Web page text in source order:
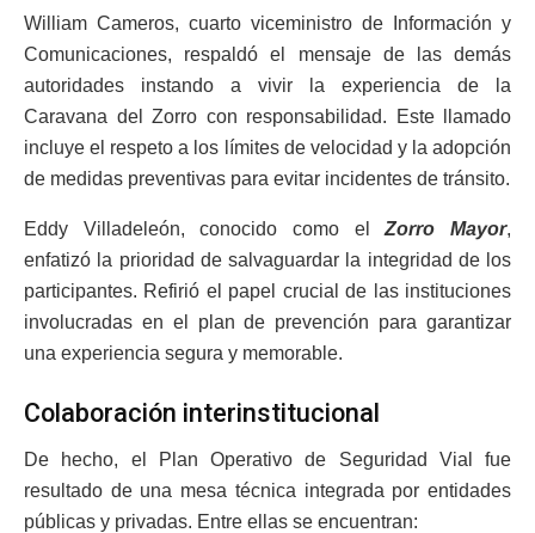
William Cameros, cuarto viceministro de Información y
Comunicaciones, respaldó el mensaje de las demás
autoridades instando a vivir la experiencia de la
Caravana del Zorro con responsabilidad. Este llamado
incluye el respeto a los límites de velocidad y la adopción
de medidas preventivas para evitar incidentes de tránsito.
Eddy Villadeleón, conocido como el Zorro Mayor,
enfatizó la prioridad de salvaguardar la integridad de los
participantes. Refirió el papel crucial de las instituciones
involucradas en el plan de prevención para garantizar
una experiencia segura y memorable.
Colaboración interinstitucional
De hecho, el Plan Operativo de Seguridad Vial fue
resultado de una mesa técnica integrada por entidades
públicas y privadas. Entre ellas se encuentran: